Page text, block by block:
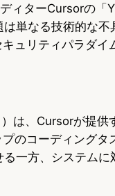
ィターCursorの「
単なる技術的な不
ュリティパラダイ
は、Cursorが提供
のコーディングタ
一方、システムに